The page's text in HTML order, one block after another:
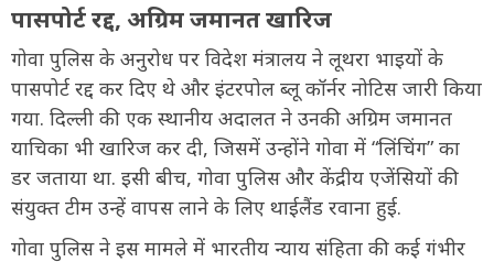
पासपोर्ट रद्द, अग्रिम जमानत खारिज
गोवा पुलिस के अनुरोध पर विदेश मंत्रालय ने लूथरा भाइयों के
पासपोर्ट रद्द कर दिए थे और इंटरपोल ब्लू कॉर्नर नोटिस जारी किया
गया. दिल्ली की एक स्थानीय अदालत ने उनकी अग्रिम जमानत
याचिका भी खारिज कर दी, जिसमें उन्होंने गोवा में “लिंचिंग” का
डर जताया था. इसी बीच, गोवा पुलिस और केंद्रीय एजेंसियों की
संयुक्त टीम उन्हें वापस लाने के लिए थाईलैंड रवाना हुई.
गोवा पुलिस ने इस मामले में भारतीय न्याय संहिता की कई गंभीर